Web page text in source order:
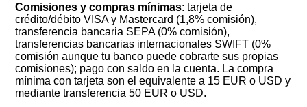
Comisiones y compras mínimas: tarjeta de
crédito/débito VISA y Mastercard (1,8% comisión),
transferencia bancaria SEPA (0% comisión),
transferencias bancarias internacionales SWIFT (0%
comisión aunque tu banco puede cobrarte sus propias
comisiones); pago con saldo en la cuenta. La compra
mínima con tarjeta son el equivalente a 15 EUR o USD y
mediante transferencia 50 EUR o USD.